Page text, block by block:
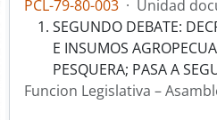
PCL-79-80-003 · Unidad
SEGUNDO DEBATE:
E INSUMOS
PESQUERA; PASA A
Funcion Legislativa –